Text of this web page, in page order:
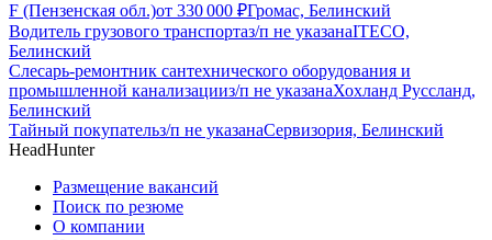
F (Пензенская обл.)от 330 000 ₽Громас, Белинский
Водитель грузового транспортаз/п не указанаITECO,
Белинский
Слесарь-ремонтник сантехнического оборудования и
промышленной канализацииз/п не указанаХохланд Руссланд,
Белинский
Тайный покупательз/п не указанаСервизория, Белинский
HeadHunter
Размещение вакансий
Поиск по резюме
О компании